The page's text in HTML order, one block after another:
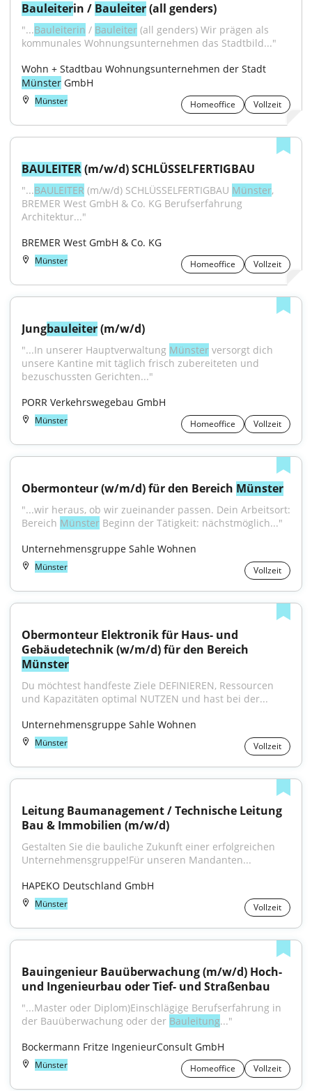
Bauleiterin / Bauleiter (all genders)
"...Bauleiterin / Bauleiter (all genders) Wir prägen als
kommunales Wohnungsunternehmen das Stadtbild..."
Münster GmbH
Münster Homeoffice Vollzeit
BAULEITER (m/w/d) SCHLÜSSELFERTIGBAU
"...BAULEITER (m/w/d) SCHLÜSSELFERTIGBAU Münster,
BREMER West GmbH & Co. KG Berufserfahrung
Architektur..."
BREMER West GmbH & Co. KG
Münster Homeoffice Vollzeit
Jungbauleiter (m/w/d)
"...In unserer Hauptverwaltung Münster versorgt dich
unsere Kantine mit täglich frisch zubereiteten und
bezuschussten Gerichten..."
PORR Verkehrswegebau GmbH
Münster Homeoffice Vollzeit
Obermonteur (w/m/d) für den Bereich Münster
"...wir heraus, ob wir zueinander passen. Dein Arbeitsort:
Bereich Münster Beginn der Tätigkeit: nächstmöglich..."
Unternehmensgruppe Sahle Wohnen
Münster Vollzeit
Obermonteur Elektronik für Haus- und
Münster
Du möchtest handfeste Ziele DEFINIEREN, Ressourcen
und Kapazitäten optimal NUTZEN und hast bei der...
Unternehmensgruppe Sahle Wohnen
Münster Vollzeit
Leitung Baumanagement / Technische Leitung
Bau & Immobilien (m/w/d)
Gestalten Sie die bauliche Zukunft einer erfolgreichen
Unternehmensgruppe!Für unseren Mandanten...
HAPEKO Deutschland GmbH
Münster Vollzeit
Bauingenieur Bauüberwachung (m/w/d) Hoch-
und Ingenieurbau oder Tief- und Straßenbau
"...Master oder Diplom)Einschlägige Berufserfahrung in
der Bauüberwachung oder der Bauleitung..."
Bockermann Fritze IngenieurConsult GmbH
Münster Homeoffice Vollzeit